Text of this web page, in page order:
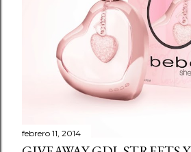
r
febrero 11, 2014